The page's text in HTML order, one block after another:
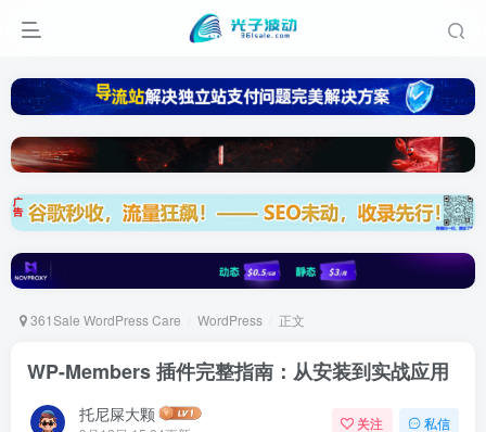
361Sale WordPress Care WordPress 正文
WP-Members 插件完整指南：从安装到实战应用
托尼屎大颗 关注 私信